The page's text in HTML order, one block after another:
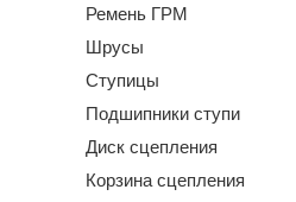
Ремень ГРМ
Шрусы
Ступицы
Подшипники ступи
Диск сцепления
Корзина сцепления